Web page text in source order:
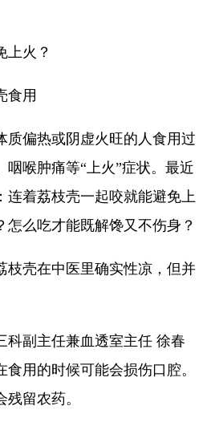
火？
用
偏热或阴虚火旺的人食用过
咽喉肿痛等“上火”症状。最近
连着荔枝壳一起咬就能避免上
怎么吃才能既解馋又不伤身？
壳在中医里确实性凉，但并
副主任兼血透室主任 徐春
用的时候可能会损伤口腔。
留农药。